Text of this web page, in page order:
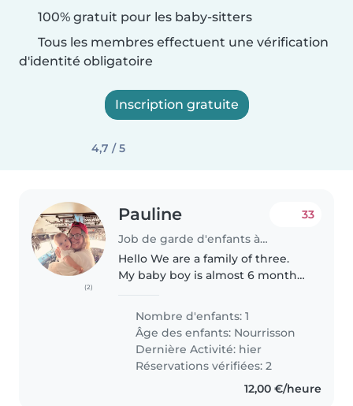
100% gratuit pour les baby-sitters
Tous les membres effectuent une vérification
d'identité obligatoire
Inscription gratuite
4,7 / 5
(2)
Pauline
Job de garde d'enfants à Paris
33
Hello We are a family of three.
My baby boy is almost 6 months
baby . Always Smiling and He
loves kisses and laughing .
Nombre d'enfants: 1
Âge des enfants: Nourrisson
Dernière Activité: hier
Réservations vérifiées: 2
12,00 €/heure